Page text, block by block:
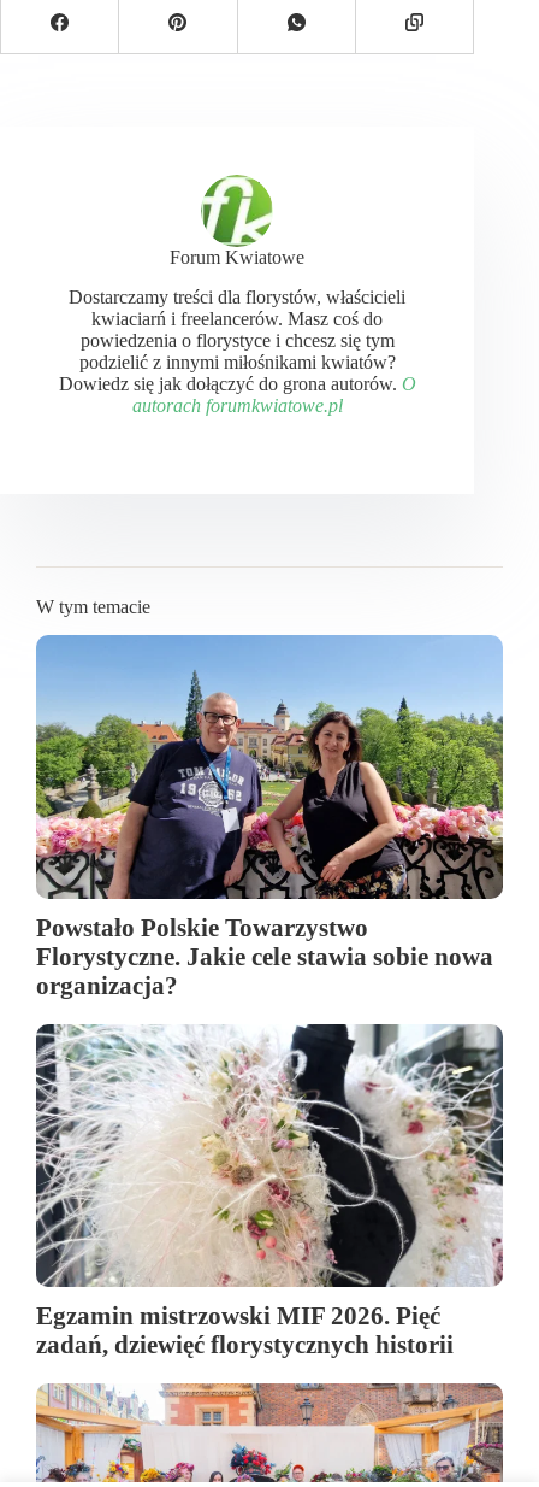
Forum Kwiatowe
Dostarczamy treści dla florystów, właścicieli
kwiaciarń i freelancerów. Masz coś do
powiedzenia o florystyce i chcesz się tym
podzielić z innymi miłośnikami kwiatów?
Dowiedz się jak dołączyć do grona autorów. O
autorach forumkwiatowe.pl
W tym temacie
Powstało Polskie Towarzystwo
Florystyczne. Jakie cele stawia sobie nowa
organizacja?
Egzamin mistrzowski MIF 2026. Pięć
zadań, dziewięć florystycznych historii